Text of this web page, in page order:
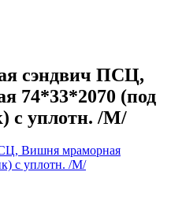
сэндвич ПСЦ,
74*33*2070 (под
с уплотн. /М/